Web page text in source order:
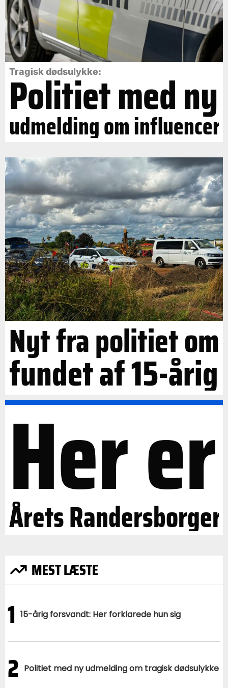
Tragisk dødsulykke:
Politiet med ny
udmelding om influencer
Nyt fra politiet om
fundet af 15-årig
Her er
Årets Randersborger
MEST LÆSTE
1 15-årig forsvandt: Her forklarede hun sig
2 Politiet med ny udmelding om tragisk dødsulykke